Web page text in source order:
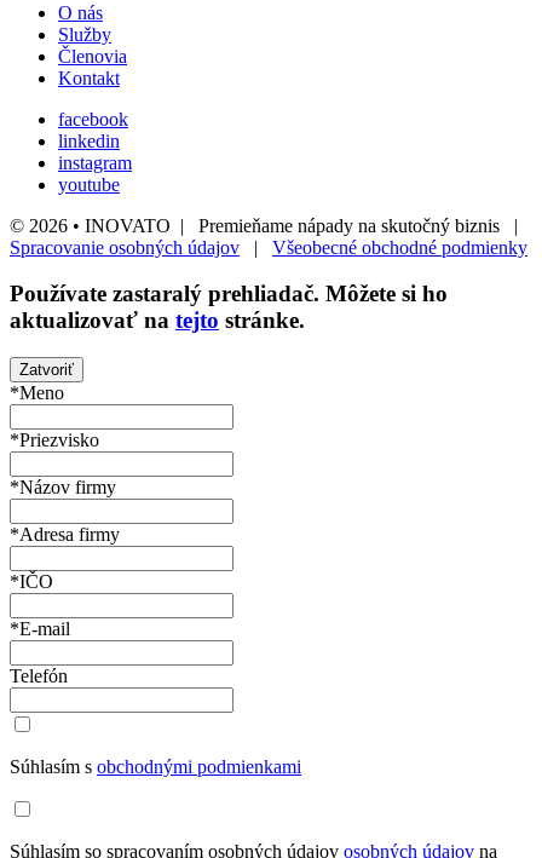
O nás
Služby
Členovia
Kontakt
facebook
linkedin
instagram
youtube
© 2026 • INOVATO | Premieňame nápady na skutočný biznis |
Spracovanie osobných údajov | Všeobecné obchodné podmienky
Používate zastaralý prehliadač. Môžete si ho
aktualizovať na tejto stránke.
Zatvoriť
*Meno
*Priezvisko
*Názov firmy
*Adresa firmy
*IČO
*E-mail
Telefón
Súhlasím s obchodnými podmienkami
Súhlasím so spracovaním osobných údajov osobných údajov na